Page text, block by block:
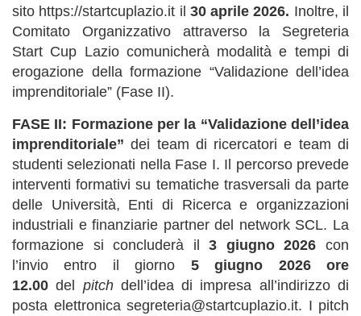
sito https://startcuplazio.it il 30 aprile 2026. Inoltre, il
Comitato Organizzativo attraverso la Segreteria
Start Cup Lazio comunicherà modalità e tempi di
erogazione della formazione “Validazione dell’idea
imprenditoriale” (Fase II).
FASE II: Formazione per la “Validazione dell’idea
imprenditoriale”dei team di ricercatori e team di
studenti selezionati nella Fase I. Il percorso prevede
interventi formativi su tematiche trasversali da parte
delle Università, Enti di Ricerca e organizzazioni
industriali e finanziarie partner del network SCL. La
formazione si concluderà il3 giugno 2026con
l’invio entro il giorno 5 giugno 2026 ore
12.00del pitch dell’idea di impresa all’indirizzo di
posta elettronica segreteria@startcuplazio.it. I pitch